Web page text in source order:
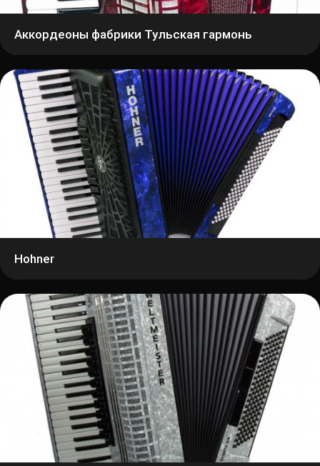
Аккордеоны фабрики Тульская гармонь
Hohner